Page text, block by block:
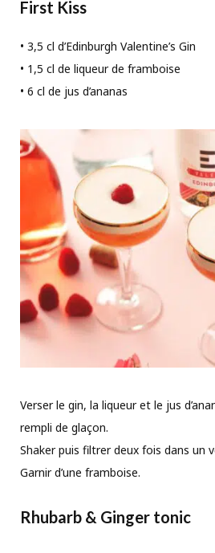
First Kiss
• 3,5 cl d’Edinburgh Valentine’s Gin
• 1,5 cl de liqueur de framboise
• 6 cl de jus d’ananas
Verser le gin, la liqueur et le jus
rempli de glaçon.
Shaker puis filtrer deux fois dans un
Garnir d’une framboise.
Rhubarb & Ginger tonic